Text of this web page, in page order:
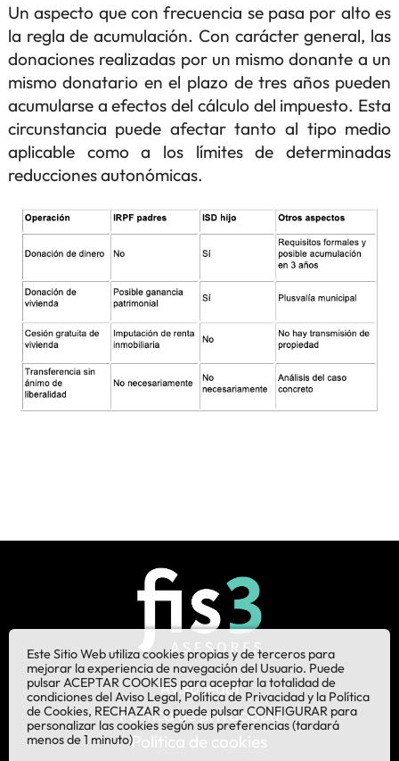
Un aspecto que con frecuencia se pasa por alto es
la regla de acumulación. Con carácter general, las
donaciones realizadas por un mismo donante a un
mismo donatario en el plazo de tres años pueden
acumularse a efectos del cálculo del impuesto. Esta
circunstancia puede afectar tanto al tipo medio
aplicable como a los límites de determinadas
reducciones autonómicas.
Aviso legal
Política de privacidad
Política de cookies
Este Sitio Web utiliza cookies propias y de terceros para
mejorar la experiencia de navegación del Usuario. Puede
pulsar ACEPTAR COOKIES para aceptar la totalidad de
condiciones del Aviso Legal, Política de Privacidad y la Política
de Cookies, RECHAZAR o puede pulsar CONFIGURAR para
personalizar las cookies según sus preferencias (tardará
menos de 1 minuto)